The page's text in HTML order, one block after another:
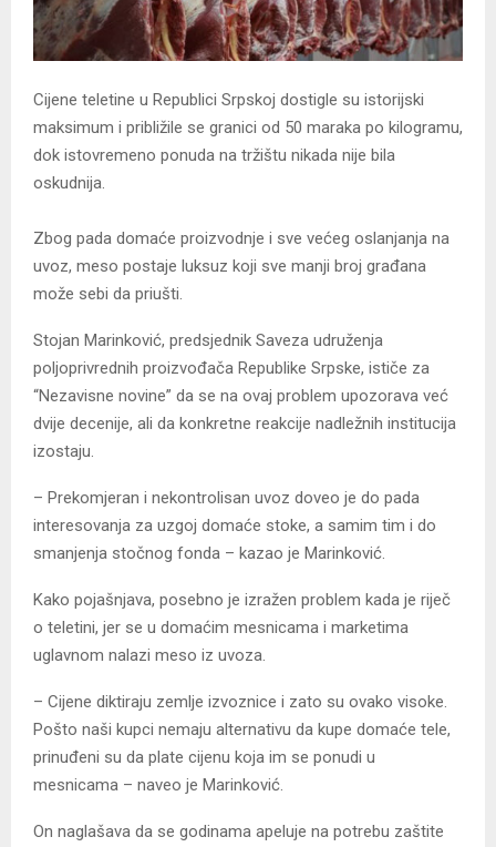
Cijene teletine u Republici Srpskoj dostigle su istorijski
maksimum i približile se granici od 50 maraka po kilogramu,
dok istovremeno ponuda na tržištu nikada nije bila
oskudnija.
Zbog pada domaće proizvodnje i sve većeg oslanjanja na
uvoz, meso postaje luksuz koji sve manji broj građana
može sebi da priušti.
Stojan Marinković, predsjednik Saveza udruženja
poljoprivrednih proizvođača Republike Srpske, ističe za
“Nezavisne novine” da se na ovaj problem upozorava već
dvije decenije, ali da konkretne reakcije nadležnih institucija
izostaju.
– Prekomjeran i nekontrolisan uvoz doveo je do pada
interesovanja za uzgoj domaće stoke, a samim tim i do
smanjenja stočnog fonda – kazao je Marinković.
Kako pojašnjava, posebno je izražen problem kada je riječ
o teletini, jer se u domaćim mesnicama i marketima
uglavnom nalazi meso iz uvoza.
– Cijene diktiraju zemlje izvoznice i zato su ovako visoke.
Pošto naši kupci nemaju alternativu da kupe domaće tele,
prinuđeni su da plate cijenu koja im se ponudi u
mesnicama – naveo je Marinković.
On naglašava da se godinama apeluje na potrebu zaštite